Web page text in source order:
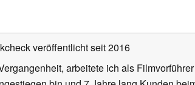
veröffentlichtseit 2016
arbeitete ich als